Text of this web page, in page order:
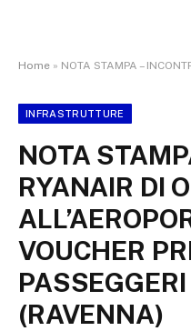
Home » NOTA STAMPA – INCONTRO RYANAIR DI OGGI 27 APRILE
INFRASTRUTTURE
NOTA
RYANAIR DI
VOUCHER
(RAVENNA)